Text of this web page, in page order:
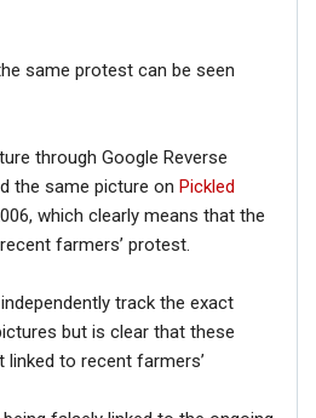
same protest can be seen
through Google Reverse
the same picture on Pickled
which clearly means that the
farmers’ protest.
track the exact
but is clear that these
to recent farmers’